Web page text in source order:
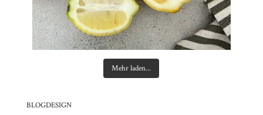
Mehr laden...
BLOGDESIGN